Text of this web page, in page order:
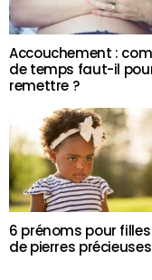
Accouchement :
de temps faut-il
remettre ?
6 prénoms pour
de pierres précieuses